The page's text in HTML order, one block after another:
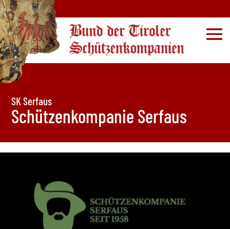
SK Serfaus
Schützenkompanie Serfaus